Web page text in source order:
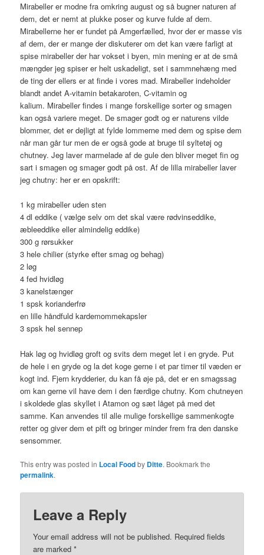
Mirabeller er modne fra omkring august og så bugner naturen af
dem, det er nemt at plukke poser og kurve fulde af dem.
Mirabellerne her er fundet på Amgerfælled, hvor der er masse vis
af dem, der er mange der diskuterer om det kan være farligt at
spise mirabeller der har vokset i byen, min mening er at de små
mængder jeg spiser er helt uskadeligt, set i sammnehæng med
de ting der ellers er at finde i vores mad. Mirabeller indeholder
blandt andet A-vitamin betakaroten, C-vitamin og
kalium. Mirabeller findes i mange forskellige sorter og smagen
kan også variere meget. De smager godt og er naturens vilde
blommer, det er dejligt at fylde lommerne med dem og spise dem
når man går tur men de er også gode at bruge til syltetøj og
chutney. Jeg laver marmelade af de gule den bliver meget fin og
sart i smagen og smager godt på ost. Af de lilla mirabeller laver
jeg chutny: her er en opskrift:
1 kg mirabeller uden sten
4 dl eddike ( vælge selv om det skal være rødvinseddike,
æbleeddike eller almindelig eddike)
300 g rørsukker
3 hele chilier (styrke efter smag og behag)
2 løg
4 fed hvidløg
3 kanelstænger
1 spsk korianderfrø
en lille håndfuld kardemommekapsler
3 spsk hel sennep
Hak løg og hvidløg groft og svits dem meget let i en gryde. Put
de hele i en gryde og la det koge gerne i et par timer til væden er
kogt ind. Fjern krydderier, du kan få øje på, det er en smagssag
om kan gerne vil have dem i den færdige chutny. Kom chutneyen
i skoldede glas skyllet i Atamon og sæt låget på med det
samme. Kan anvendes til alle mulige forskellige sammenkogte
retter og giver dem et pift og bringer minder frem fra den danske
sensommer.
This entry was posted in Local Foodby Ditte. Bookmark the
permalink.
Leave a Reply
Your email address will not be published. Required fields
are marked*